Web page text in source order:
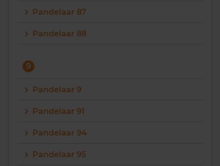
Pandelaar 87
Pandelaar 88
9
Pandelaar 9
Pandelaar 91
Pandelaar 94
Pandelaar 95